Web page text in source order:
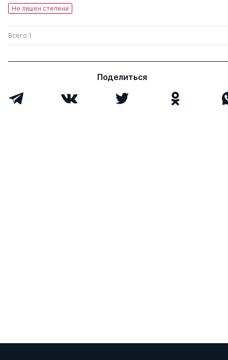
Не лишен степени
Всего 1
Поделиться